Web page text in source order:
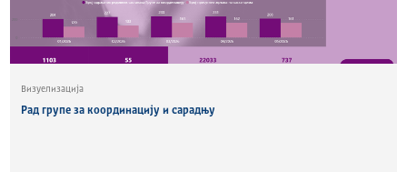
Визуелизација
Рад групе за координацију и сарадњу